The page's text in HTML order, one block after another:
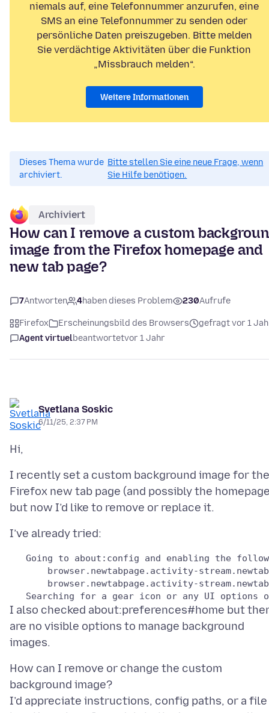
niemals auf, eine Telefonnummer anzurufen, eine
SMS an eine Telefonnummer zu senden oder
persönliche Daten preiszugeben. Bitte melden
Sie verdächtige Aktivitäten über die Funktion
„Missbrauch melden“.
Weitere Informationen
Dieses Thema wurde
archiviert.
Bitte stellen Sie eine neue Frage, wenn
Sie Hilfe benötigen.
Archiviert
How can I remove a custom
image from the Firefox homepage and
new tab page?
7Antworten 4haben dieses Problem 230Aufrufe
Firefox Erscheinungsbild des Browsers
gefragt vor 1
Agent virtuelbeantwortetvor 1 Jahr
Svetlana Soskic
6/11/25, 2:37 PM
I recently set a custom background image for the
Firefox new tab page (and possibly the
I also checked about:preferences#home but
are no visible options to manage background
How can I remove or change the custom
background image?
I’d appreciate instructions, config paths, or a file